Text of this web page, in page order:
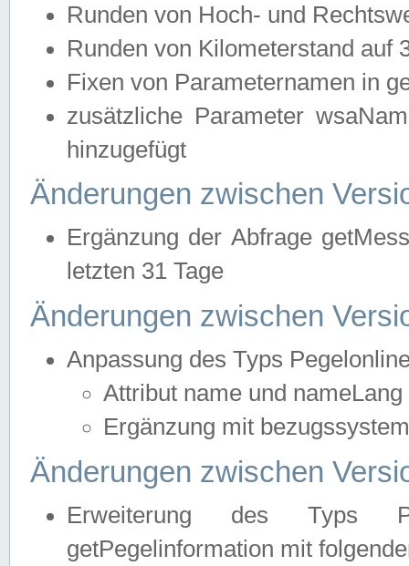
Runden von Hoch- und
Runden von Kilometerstand auf
Fixen von Parameternamen in
zusätzliche Parameter
hinzugefügt
Änderungen zwischen
Ergänzung der Abfrage
letzten 31 Tage
Änderungen zwischen
Anpassung des Typs
Attribut name und
Ergänzung mit
Änderungen zwischen
Erweiterung des Typs
getPegelinformation mit